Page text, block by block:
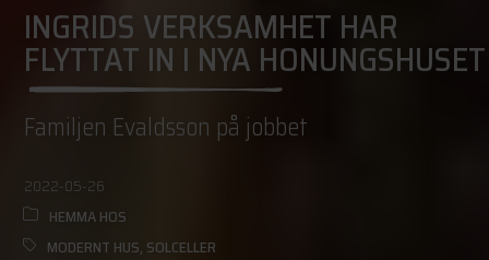
INGRIDS VERKSAMHET HAR
FLYTTAT IN I NYA HONUNGSHUSET
Familjen Evaldsson på jobbet
2022-05-26
HEMMA HOS
MODERNT HUS, SOLCELLER